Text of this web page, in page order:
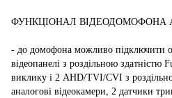
ФУНКЦІОНАЛ ВІДЕОДОМОФОНА
- до домофона можливо підключити
відеопанелі з роздільною здатністю
виклику і 2 AHD/TVI/CVI з
аналогові відеокамери, 2 датчики